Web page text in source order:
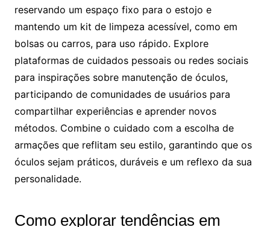
reservando um espaço fixo para o estojo e
mantendo um kit de limpeza acessível, como em
bolsas ou carros, para uso rápido. Explore
plataformas de cuidados pessoais ou redes sociais
para inspirações sobre manutenção de óculos,
participando de comunidades de usuários para
compartilhar experiências e aprender novos
métodos. Combine o cuidado com a escolha de
armações que reflitam seu estilo, garantindo que os
óculos sejam práticos, duráveis e um reflexo da sua
personalidade.
Como explorar tendências em